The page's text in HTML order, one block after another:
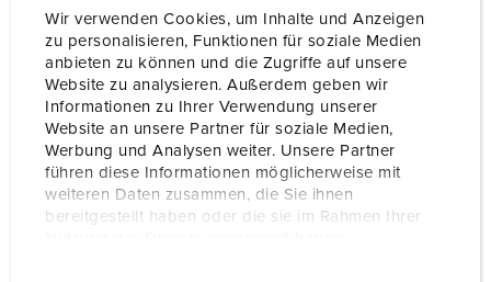
Wir verwenden Cookies, um Inhalte und Anzeigen
zu personalisieren, Funktionen für soziale Medien
anbieten zu können und die Zugriffe auf unsere
Website zu analysieren. Außerdem geben wir
Informationen zu Ihrer Verwendung unserer
Website an unsere Partner für soziale Medien,
Werbung und Analysen weiter. Unsere Partner
führen diese Informationen möglicherweise mit
weiteren Daten zusammen, die Sie ihnen
bereitgestellt haben oder die sie im Rahmen Ihrer
Specifiche tecniche
Presa da parete DUO 7634
Voltaggio 400 V